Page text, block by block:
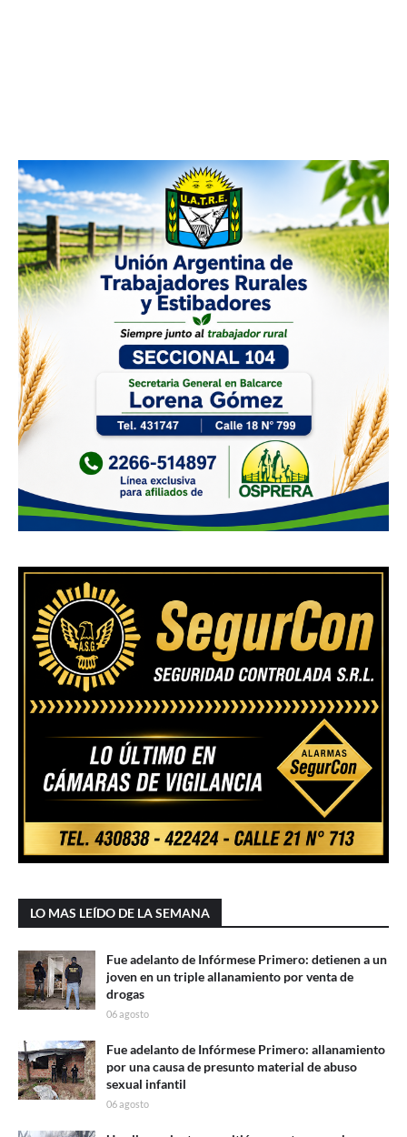
LO MAS LEÍDO DE LA SEMANA
Fue adelanto de Infórmese Primero: detienen a un
joven en un triple allanamiento por venta de
drogas
06 agosto
Fue adelanto de Infórmese Primero: allanamiento
por una causa de presunto material de abuso
sexual infantil
06 agosto